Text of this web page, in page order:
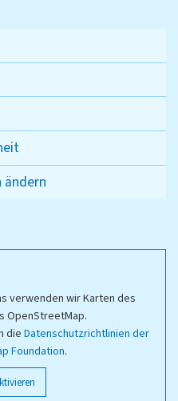
verwenden wir Karten des
OpenStreetMap.
die Datenschutzrichtlinien der
Foundation.